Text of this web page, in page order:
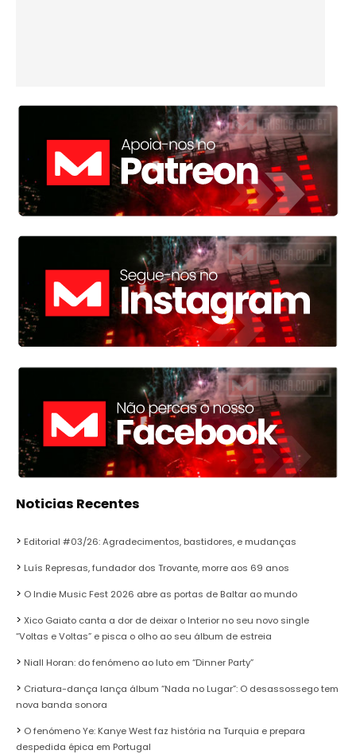
Noticias Recentes
Editorial #03/26: Agradecimentos, bastidores, e mudanças
Luís Represas, fundador dos Trovante, morre aos 69 anos
O Indie Music Fest 2026 abre as portas de Baltar ao mundo
Xico Gaiato canta a dor de deixar o Interior no seu novo single
“Voltas e Voltas” e pisca o olho ao seu álbum de estreia
Niall Horan: do fenómeno ao luto em “Dinner Party”
Criatura-dança lança álbum “Nada no Lugar”: O desassossego tem
nova banda sonora
O fenómeno Ye: Kanye West faz história na Turquia e prepara
despedida épica em Portugal